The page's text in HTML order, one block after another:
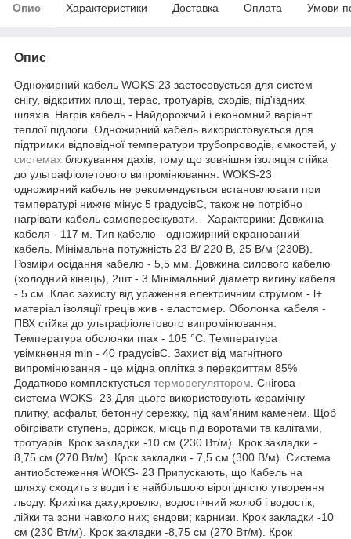
Опис Характеристики Доставка Оплата Умови
Опис
Одножирний кабель WOKS-23 застосовується для систем
снігу, відкритих площ, терас, тротуарів, сходів, під'їздних
шляхів. Нагрів кабель - Найдорожчий і економний варіант
теплої підлоги. Одножирний кабель використовується для
підтримки відповідної температури трубопроводів, ємкостей, у
системах блокування дахів, тому що зовнішня ізоляція стійка
до ультрафіолетового випромінювання. WOKS-23
одножирний кабель не рекомендується встановлювати при
температурі нижче мінус 5 градусівC, також не потрібно
нагрівати кабель самопересікувати. Характерики: Довжина
кабеля - 117 м. Тип кабелю - одножирний екранований
кабель. Мінімальна потужність 23 В/ 220 В, 25 В/м (230В).
Розміри осідання кабелю - 5,5 мм. Довжина силового кабелю
(холодний кінець), 2шт - 3 Мінімальний діаметр вигину кабеля
- 5 см. Клас захисту від ураження електричним струмом - l+
матеріал ізоляції греців жив - еластомер. Оболонка кабеля -
ПВХ стійка до ультрафіолетового випромінювання.
Температура оболонки max - 105 °C. Температура
увімкнення min - 40 градусівC. Захист від магнітного
випромінювання - це мідна оплітка з перекриттям 85%
Додатково комплектується терморегулятором . Снігова
система WOKS- 23 Для цього використовують керамічну
плитку, асфальт, бетонну сережку, під кам’яним каменем. Щоб
обігрівати ступень, доріжок, місць під воротами та калітами,
тротуарів. Крок закладки -10 см (230 Вт/м). Крок закладки -
8,75 см (270 Вт/м). Крок закладки - 7,5 см (300 В/м). Система
антиобстеження WOKS- 23 Припускають, що Кабель на
шляху сходить з води і є найбільшою вірогідністю утворення
льоду. Крихітка даху;кровлю, водостічний жолоб і водостік;
лійки та зони навколо них; єндови; карнизи. Крок закладки -10
см (230 Вт/м). Крок закладки -8,75 см (270 Вт/м). Крок